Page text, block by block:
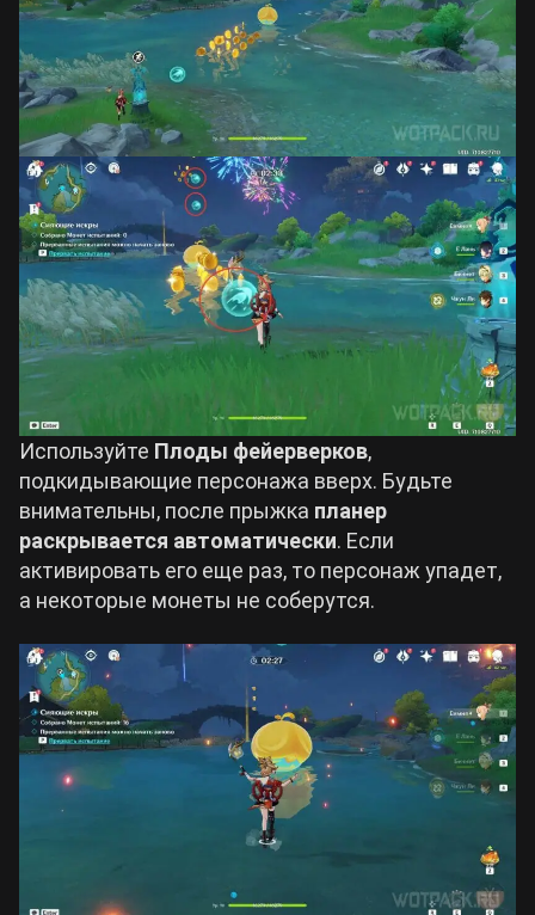
Используйте Плоды фейерверков,
подкидывающие персонажа вверх. Будьте
внимательны, после прыжка планер
раскрывается автоматически. Если
активировать его еще раз, то персонаж упадет,
а некоторые монеты не соберутся.